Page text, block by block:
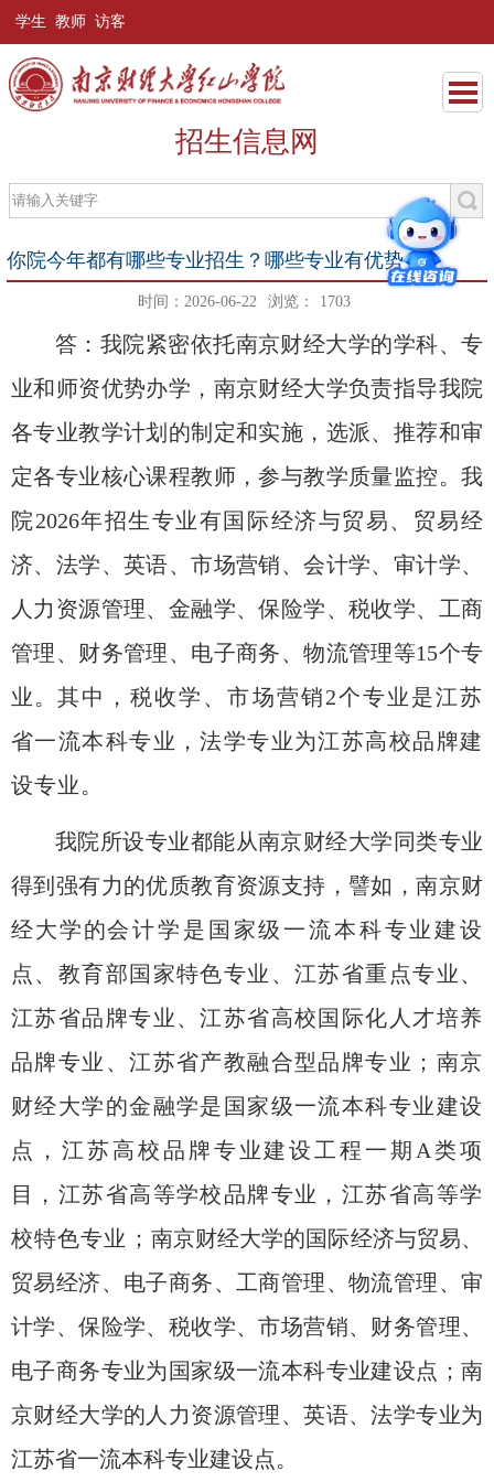
学生 教师 访客
招生信息网
你院今年都有哪些专业招生？哪些专业有优势？
时间：2026-06-22 浏览： 1703
答：我院紧密依托南京财经大学的学科、专
业和师资优势办学，南京财经大学负责指导我院
各专业教学计划的制定和实施，选派、推荐和审
定各专业核心课程教师，参与教学质量监控。我
院2026年招生专业有国际经济与贸易、贸易经
济、法学、英语、市场营销、会计学、审计学、
人力 资源管理、金融学、保险学、税收学、工商
管理、财务管理、电子商务、物流管理等15个专
业。其中，税收学、市场营销2个专业是江苏
省一流本科专业 ，法学专业为江苏高校品牌建
设专业。
我院所设专业都能从南京财经大学同类专业
得到强有力的优质教育资源支持，譬如，南京财
经大学的会计学是国家级一流本科专业建设
点、教育部国家特色专业、江苏省重点专业、
江苏省品牌专业、江苏省高校国际化人才培养
品牌专业、江苏省产教融合型品牌专业；南京
财经大学的金融学是国家级一流本科专业建设
点，江苏高校品牌专业建设工程一期 A类项
目，江苏省高等学校品牌专业，江苏省高等学
校特色专业； 南京财经大学的国际经济与贸易、
贸易经济、电子商务、 工商管理 、物流管理、审
计学、保险学、税收学、市场营销、财务管理、
电子商务专业为国家级一流本科专业建设点；南
京财经大学的人力资源管理、英语、法学专业为
江苏省一流本科专业建设点。